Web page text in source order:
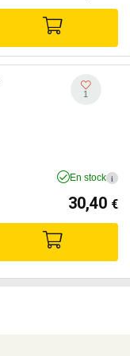
1
En stock i
30,40 €